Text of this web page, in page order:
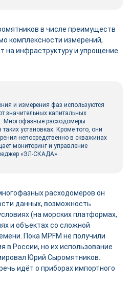
в числе преимуществ
комплексности измерений,
на инфраструктуру и упрощение
и измерения фаз используются
значительных капитальных
Многофазные расходомеры
установках. Кроме того, они
непосредственно в скважинах
мониторинг и управление
«ЭЛ-СКАДА».
расходомеров он
данных, возможность
(на морских платформах,
и объектах со сложной
Пока MPFM не получили
в России, но их использование
Юрий Сыромятников.
идёт о приборах импортного